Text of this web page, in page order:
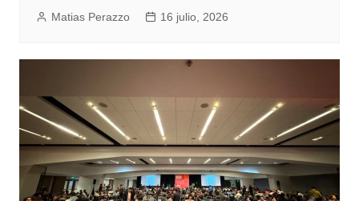
Matias Perazzo 16 julio, 2026